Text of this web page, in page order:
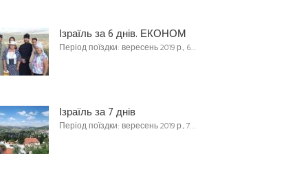
Ізраїль за 6 днів. ЕКОНОМ
Період поїздки: вересень 2019 р., 6…
Ізраїль за 7 днів
Період поїздки: вересень 2019 р., 7…